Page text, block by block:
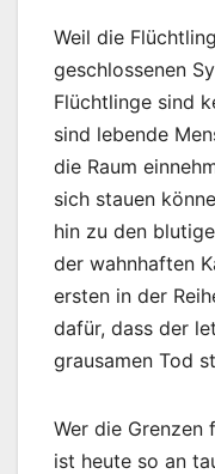
Weil die
geschlossenen
Flüchtlinge sind
sind lebende
die Raum
sich stauen
hin zu den
der wahnhaften
ersten in der
dafür, dass der
grausamen Tod
Wer die Grenzen
ist heute so an